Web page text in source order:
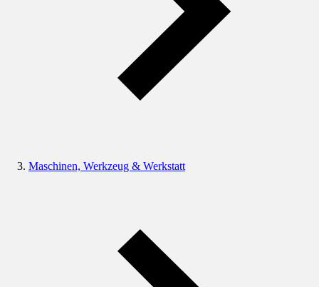
Maschinen, Werkzeug & Werkstatt